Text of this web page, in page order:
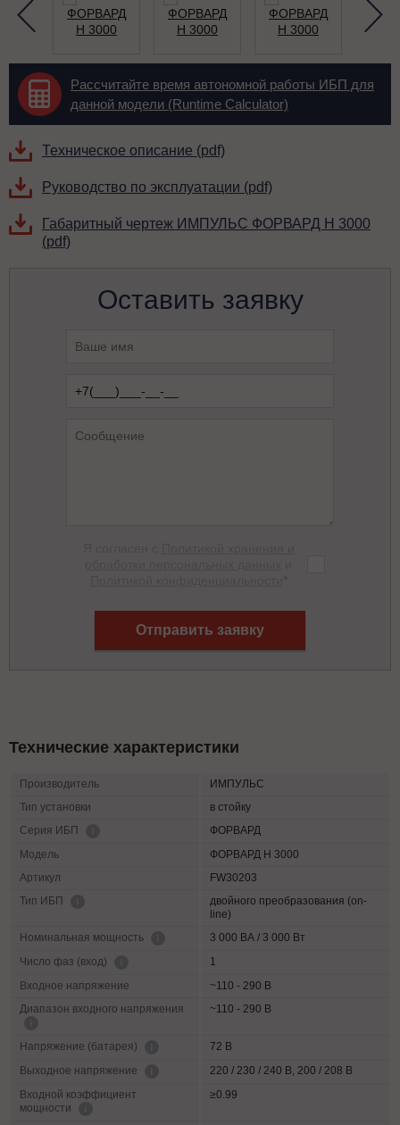
Рассчитайте время автономной работы ИБП для
данной модели (Runtime Calculator)
Техническое описание (pdf)
Руководство по эксплуатации (pdf)
Габаритный чертеж ИМПУЛЬС ФОРВАРД Н 3000
(pdf)
Оставить заявку
Отправить заявку
Технические характеристики
Производитель
ИМПУЛЬС
Тип установки
в стойку
Серия ИБП
ФОРВАРД
Модель
ФОРВАРД Н 3000
Артикул
FW30203
Тип ИБП
двойного преобразования (on-
line)
Номинальная мощность
3 000 ВА / 3 000 Вт
Число фаз (вход)
1
Входное напряжение
~110 - 290 В
Диапазон входного напряжения
~110 - 290 В
Напряжение (батарея)
72 В
Выходное напряжение
220 / 230 / 240 В, 200 / 208 В
Входной коэффициент
мощности
≥0.99